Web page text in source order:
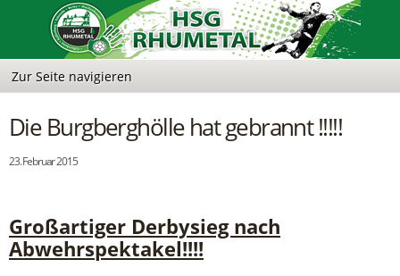
Die Burgberghölle hat gebrannt !!!!!
23. Februar 2015
Großartiger Derbysieg nach
Abwehrspektakel!!!!